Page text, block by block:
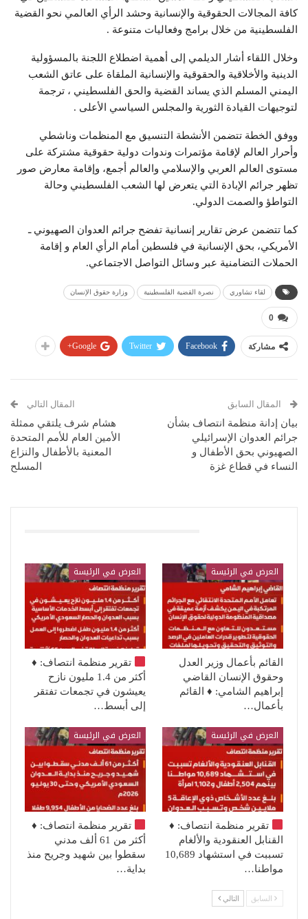
كافة المجالات الحقوقية والإنسانية وحشد الرأي العالمي نحو القضية
الفلسطينية من خلال برامج وفعاليات متنوعة .
وخلال اللقاء أشار الديلمي إلى أهمية اضطلاع اللجنة بالمسؤولية
الدينية والأخلاقية والحقوقية والإنسانية الملقاة على عاتق الشعب
اليمني المسلم الذي يساند القضية والحق الفلسطيني ، ترجمة
لتوجيهات القيادة الثورية والمجلس السياسي الأعلى .
ووفق الخطة تتضمن الأنشطة التنسيق مع المنظمات وناشطي
وأحرار العالم لإقامة مؤتمرات وندوات دولية حقوقية مشتركة على
مستوى العالم العربي والإسلامي والعالم أجمع، وإقامة معارض صور
تظهر جرائم الإبادة التي يتعرض لها الشعب الفلسطيني وحالة
التواطؤ والصمت الدولي.
كما تتضمن عرض تقارير إنسانية تفضح جرائم العدوان الصهيوني ـ
الأمريكي، بحق الإنسانية في فلسطين أمام الرأي العام و إقامة
الحملات التضامنية عبر وسائل التواصل الاجتماعي.
لقاء تشاوري نصرة القضية الفلسطينية وزارة حقوق الإنسان
0
مشاركة Facebook
Twitter
Google+
المقال السابق
بيان إدانة منظمة انتصاف بشأن
جرائم العدوان الإسرائيلي
الصهيوني بحق الأطفال و
النساء في قطاع غزة
المقال التالي
هشام شرف يلتقي ممثلة
الأمين العام للأمم المتحدة
المعنية بالأطفال والنزاع
المسلح
العرض في الرئيسة
القائم بأعمال وزير العدل
وحقوق الإنسان القاضي
إبراهيم الشامي: ♦️ القائم
بأعمال…
العرض في الرئيسة
تقرير منظمة انتصاف: ♦️
أكثر من 1.4 مليون نازح
يعيشون في تجمعات تفتقر
إلى أبسط…
العرض في الرئيسة
تقرير منظمة انتصاف: ♦️
القنابل العنقودية والألغام
تسببت في استشهاد 10,689
مواطنا…
العرض في الرئيسة
تقرير منظمة انتصاف: ♦️
أكثر من 61 ألف مدني
سقطوا بين شهيد وجريح منذ
بداية…
السابق التالي